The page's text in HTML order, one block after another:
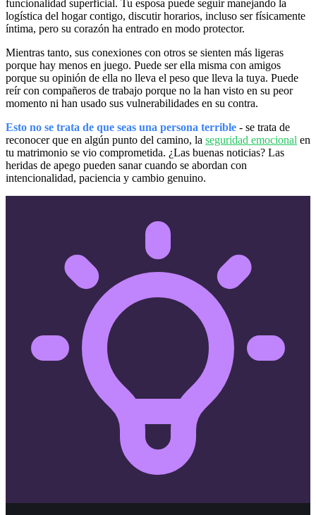
funcionalidad superficial. Tu esposa puede seguir manejando la
logística del hogar contigo, discutir horarios, incluso ser físicamente
íntima, pero su corazón ha entrado en modo protector.
Mientras tanto, sus conexiones con otros se sienten más ligeras
porque hay menos en juego. Puede ser ella misma con amigos
porque su opinión de ella no lleva el peso que lleva la tuya. Puede
reír con compañeros de trabajo porque no la han visto en su peor
momento ni han usado sus vulnerabilidades en su contra.
Esto no se trata de que seas una persona terrible - se trata de
reconocer que en algún punto del camino, la seguridad emocional en
tu matrimonio se vio comprometida. ¿Las buenas noticias? Las
heridas de apego pueden sanar cuando se abordan con
intencionalidad, paciencia y cambio genuino.